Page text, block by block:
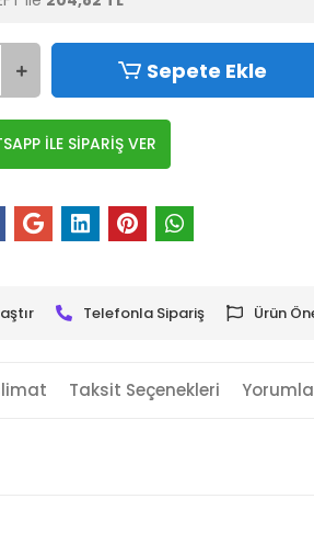
Sepete Ekle
İLE SİPARİŞ VER
Telefonla Sipariş Ürün
Taksit Seçenekleri